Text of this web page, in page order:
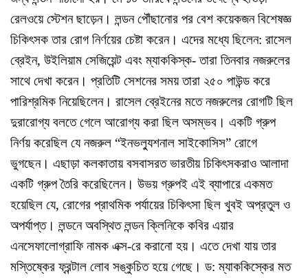
রেলওয়ে স্টেশন ছাড়েন। লন্ডন পৌঁছানোর পর বেশ কয়েকজন বিশেষজ্ঞ
চিকিৎসক তার রোগ নির্ণয়ের চেষ্টা করেন। এদের মধ্যে ছিলেন: রাসেল
ব্রেইন, উইলিয়াম সেজিয়েন্ট এবং ম্যাককিস্ক- তারা তিনবার নজরুলের
সাথে দেখা করেন। প্রতিটি সেশনের সময় তারা ২৫০ পাউন্ড করে
পারিশ্রমিক নিয়েছিলেন। রাসেল ব্রেইনের মতে নজরুলের রোগটি ছিল
দুরারোগ্য বলতে গেলে আরোগ্য করা ছিল অসম্ভব। একটি গ্রুপ
নির্ণয় করেছিল যে নজরুল “ইনভল্যুশনাল সাইকোসিস” রোগে
ভুগছেন। এছাড়া কলকাতায় বসবাসরত ভারতীয় চিকিৎসকরাও আলাদা
একটি গ্রুপ তৈরি করেছিলেন। উভয় গ্রুপই এই ব্যাপারে একমত
হয়েছিল যে, রোগের প্রাথমিক পর্যায়ের চিকিৎসা ছিল খুবই অপ্রতুল ও
অপর্যাপ্ত। লন্ডনে অবস্থিত লন্ডন ক্লিনিকে কবির এয়ার
এনসেফালোগ্রাফি নামক এক্স-রে করানো হয়। এতে দেখা যায় তার
মস্তিষ্কের ফ্রন্টাল লোব সঙ্কুচিত হয়ে গেছে। ড: ম্যাককিস্কের মত